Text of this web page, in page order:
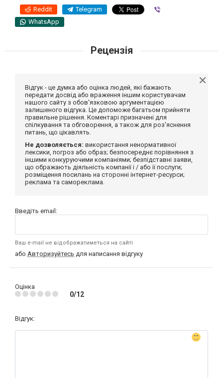
Reddit Telegram
WhatsApp
Рецензія
Відгук - це думка або оцінка людей, які бажають
передати досвід або враження іншим користувачам
нашого сайту з обов'язковою аргументацією
залишеного відгука. Це допоможе багатьом прийняти
правильне рішення. Коментарі призначені для
спілкування та обговорення, а також для роз'яснення
питань, що цікавлять.
Не дозволяється: використання ненормативної
лексики, погроз або образ; безпосереднє порівняння з
іншими конкуруючими компаніями; безпідставні заяви,
що ображають діяльність компанії і / або її послуги;
розміщення посилань на сторонні інтернет-ресурси;
реклама та самореклама.
Введіть email:
Ваш e-mail не відображатиметься на сайті
або Авторизуйтесь для написання відгуку
Оцінка
0/12
Відгук: